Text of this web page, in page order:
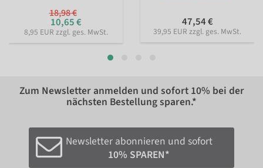
18,98 €
10,65 €
8,95 EUR zzgl. ges. MwSt.
47,54 €
39,95 EUR zzgl. ges. MwSt.
Zum Newsletter anmelden und sofort 10% bei der
nächsten Bestellung sparen.*
Newsletter abonnieren und sofort
10% SPAREN*